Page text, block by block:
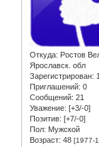
Откуда: Ростов
Ярославск. обл
Зарегистрирован:
Приглашений: 0
Сообщений: 21
Уважение: [+3/-0]
Позитив: [+7/-0]
Пол: Мужской
Возраст: 48 [1977-